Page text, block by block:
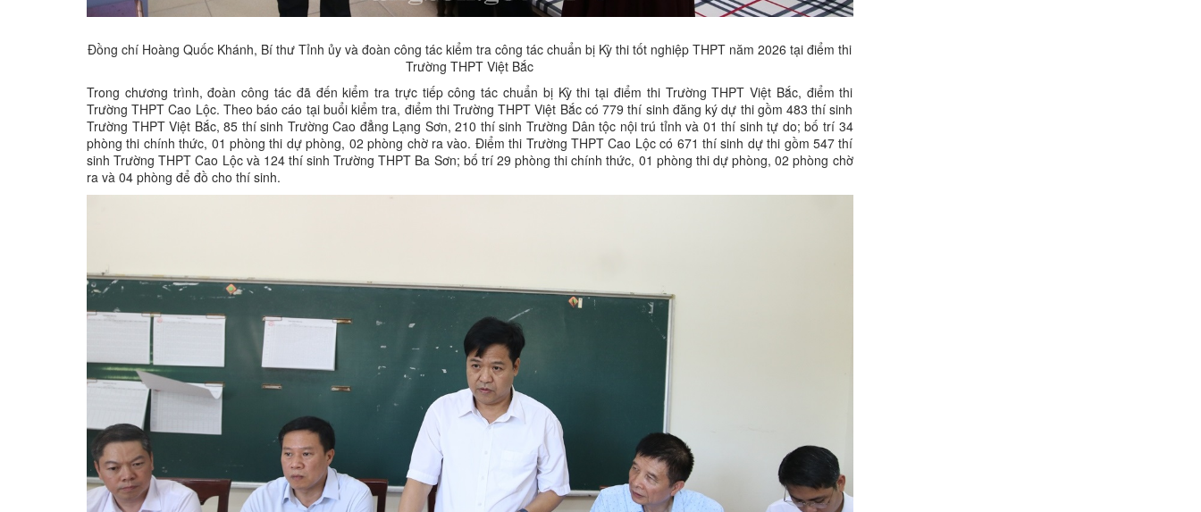
Đồng chí Hoàng Quốc Khánh, Bí thư Tỉnh ủy và đoàn công tác kiểm tra công tác chuẩn bị Kỳ thi tốt nghiệp THPT năm 2026 tại điểm thi
Trường THPT Việt Bắc
Trong chương trình, đoàn công tác đã đến kiểm tra trực tiếp công tác chuẩn bị Kỳ thi tại điểm thi Trường THPT Việt Bắc, điểm thi
Trường THPT Cao Lộc. Theo báo cáo tại buổi kiểm tra, điểm thi Trường THPT Việt Bắc có 779 thí sinh đăng ký dự thi gồm 483 thí sinh
Trường THPT Việt Bắc, 85 thí sinh Trường Cao đẳng Lạng Sơn, 210 thí sinh Trường Dân tộc nội trú tỉnh và 01 thí sinh tự do; bố trí 34
phòng thi chính thức, 01 phòng thi dự phòng, 02 phòng chờ ra vào. Điểm thi Trường THPT Cao Lộc có 671 thí sinh dự thi gồm 547 thí
sinh Trường THPT Cao Lộc và 124 thí sinh Trường THPT Ba Sơn; bố trí 29 phòng thi chính thức, 01 phòng thi dự phòng, 02 phòng chờ
ra và 04 phòng để đồ cho thí sinh.